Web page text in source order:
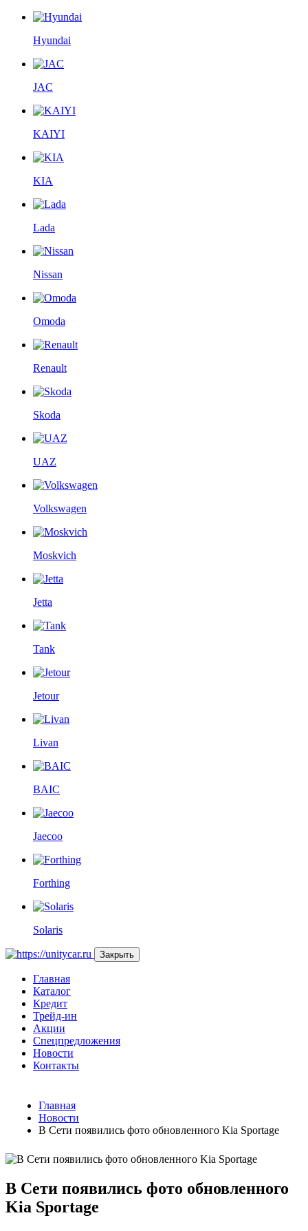
Hyundai
JAC
KAIYI
KIA
Lada
Nissan
Omoda
Renault
Skoda
UAZ
Volkswagen
Moskvich
Jetta
Tank
Jetour
Livan
BAIC
Jaecoo
Forthing
Solaris
Закрыть
Главная
Каталог
Кредит
Трейд-ин
Акции
Спецпредложения
Новости
Контакты
Главная
Новости
В Сети появились фото обновленного Kia Sportage
В Сети появились фото обновленного
Kia Sportage